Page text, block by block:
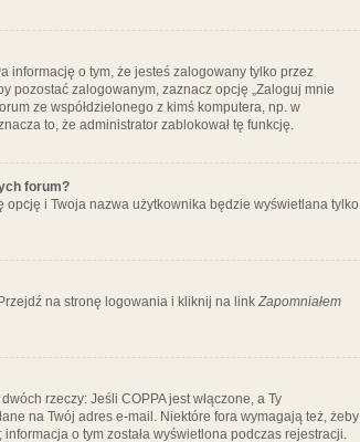
informację o tym, że jesteś zalogowany tylko przez
pozostać zalogowanym, zaznacz opcję „Zaloguj mnie
ze współdzielonego z kimś komputera, np. w
to, że administrator zablokował tę funkcję.
forum?
opcję i Twoja nazwa użytkownika będzie wyświetlana tylko
na stronę logowania i kliknij na link Zapomniałem
rzeczy: Jeśli COPPA jest włączone, a Ty
na Twój adres e-mail. Niektóre fora wymagają też, żeby
o tym została wyświetlona podczas rejestracji.